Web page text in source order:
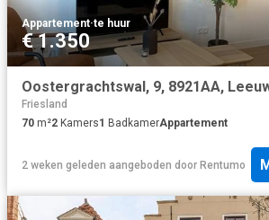
Appartement·te huur
€ 1.350
Oostergrachtswal, 9, 8921AA,
Friesland
70 m²2 Kamers1 BadkamerAppartement
2 weken geleden aangeboden door Rentumo